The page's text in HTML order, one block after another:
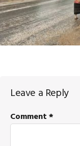
Reader
Interactions
Leave a Reply
Comment*